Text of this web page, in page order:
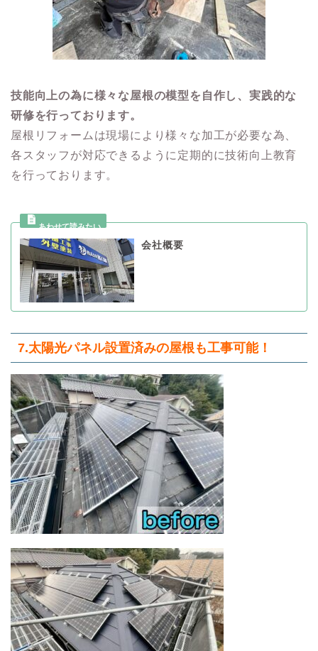
技能向上の為に様々な屋根の模型を自作し、実践的な
研修を行っております。
屋根リフォームは現場により様々な加工が必要な為、
各スタッフが対応できるように定期的に技術向上教育
を行っております。
会社概要
7.太陽光パネル設置済みの屋根も工事可能！